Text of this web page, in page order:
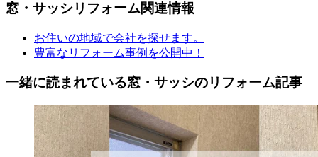
窓・サッシリフォーム関連情報
お住いの地域で会社を探せます。
豊富なリフォーム事例を公開中！
一緒に読まれている窓・サッシのリフォーム記事